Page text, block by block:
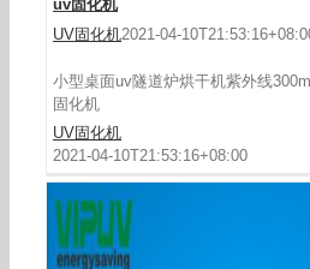
uv固化机
UV固化机2021-04-
小型桌面uv隧道炉烘干机紫外线
固化机
UV固化机
2021-04-10T21:53:16+08:00